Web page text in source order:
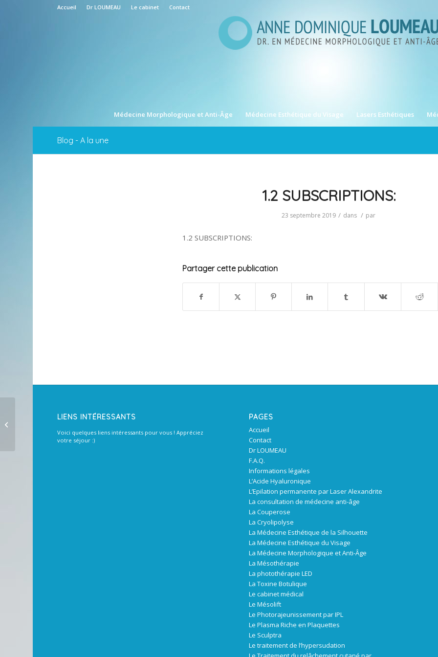
Accueil Dr LOUMEAU Le cabinet Contact
Médecine Morphologique et Anti-Âge Médecine Esthétique du Visage Lasers Esthétiques
Blog - A la une
1.2 SUBSCRIPTIONS:
23 septembre 2019 / dans / par
1.2 SUBSCRIPTIONS:
Partager cette publication
LIENS INTÉRESSANTS
Voici quelques liens intéressants pour vous ! Appréciez
votre séjour :)
PAGES
Accueil
Contact
Dr LOUMEAU
F.A.Q.
Informations légales
L’Acide Hyaluronique
L’Epilation permanente par Laser Alexandrite
La consultation de médecine anti-âge
La Couperose
La Cryolipolyse
La Médecine Esthétique de la Silhouette
La Médecine Esthétique du Visage
La Médecine Morphologique et Anti-Âge
La Mésothérapie
La photothérapie LED
La Toxine Botulique
Le cabinet médical
Le Mésolift
Le Photorajeunissement par IPL
Le Plasma Riche en Plaquettes
Le Sculptra
Le traitement de l’hypersudation